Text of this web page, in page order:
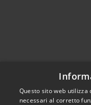
Questo sito web
necessari al corretto